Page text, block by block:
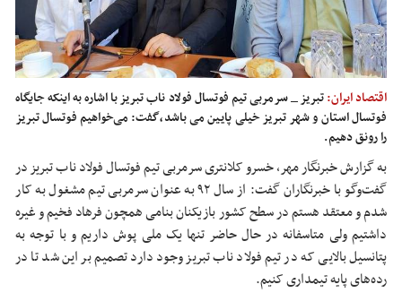
اقتصاد ایران:تبریز _ سرمربی تیم فوتسال فولاد ناب تبریز با اشاره به اینکه جایگاه
فوتسال استان و شهر تبریز خیلی پایین می باشد،گفت: می‌خواهیم فوتسال تبریز
را رونق دهیم.
به گزارش خبرنگار مهر، خسرو کلانتری سرمربی تیم فوتسال فولاد ناب تبریز در
گفت‌وگو با خبرنگاران گفت: از سال ۹۲ به عنوان سرمربی تیم مشغول به کار
شدم و معتقد هستم در سطح کشور بازیکنان بنامی همچون فرهاد فخیم و غیره
داشتیم ولی متاسفانه در حال حاضر تنها یک ملی پوش داریم و با توجه به
پتانسیل بالایی که در تیم فولاد ناب تبریز وجود دارد تصمیم بر این شد تا در
رده‌های پایه تیمداری کنیم.